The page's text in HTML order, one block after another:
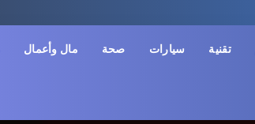
تقنية سيارات صحة مال وأعمال